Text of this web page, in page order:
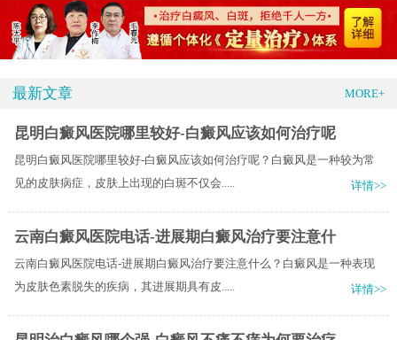
最新文章 MORE+
昆明白癜风医院哪里较好-白癜风应该如何治疗呢
昆明白癜风医院哪里较好-白癜风应该如何治疗呢？白癜风是一种较为常
见的皮肤病症，皮肤上出现的白斑不仅会.....
详情>>
云南白癜风医院电话-进展期白癜风治疗要注意什
云南白癜风医院电话-进展期白癜风治疗要注意什么？白癜风是一种表现
为皮肤色素脱失的疾病，其进展期具有皮.....
详情>>